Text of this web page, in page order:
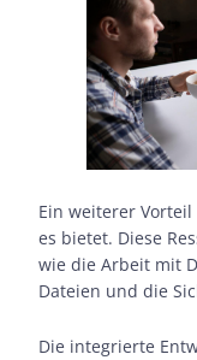
Ein weiterer
es bietet. Diese
wie die Arbeit mit
Dateien und die
Die integrierte